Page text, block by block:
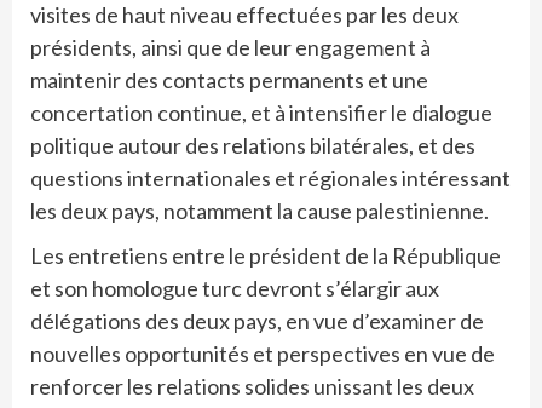
visites de haut niveau effectuées par les deux
présidents, ainsi que de leur engagement à
maintenir des contacts permanents et une
concertation continue, et à intensifier le dialogue
politique autour des relations bilatérales, et des
questions internationales et régionales intéressant
les deux pays, notamment la cause palestinienne.
Les entretiens entre le président de la République
et son homologue turc devront s’élargir aux
délégations des deux pays, en vue d’examiner de
nouvelles opportunités et perspectives en vue de
renforcer les relations solides unissant les deux